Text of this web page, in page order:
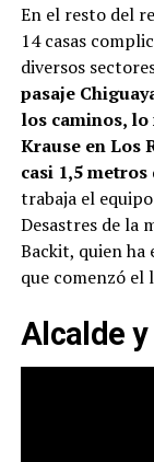
En el resto del
14 casas
diversos
pasaje
los caminos, lo
Krause en Los
casi 1,5
trabaja el
Desastres de la
Backit, quien ha
que comenzó el
Alcalde